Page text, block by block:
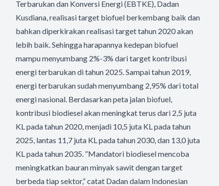
Terbarukan dan Konversi Energi (EBTKE), Dadan
Kusdiana, realisasi target biofuel berkembang baik dan
bahkan diperkirakan realisasi target tahun 2020 akan
lebih baik. Sehingga harapannya kedepan biofuel
mampu menyumbang 2%-3% dari target kontribusi
energi terbarukan di tahun 2025. Sampai tahun 2019,
energi terbarukan sudah menyumbang 2,95% dari total
energi nasional. Berdasarkan peta jalan biofuel,
kontribusi biodiesel akan meningkat terus dari 2,5 juta
KL pada tahun 2020, menjadi 10,5 juta KL pada tahun
2025, lantas 11,7 juta KL pada tahun 2030, dan 13,0 juta
KL pada tahun 2035. “Mandatori biodiesel mencoba
meningkatkan bauran minyak sawit dengan target
berbeda tiap sektor,” catat Dadan dalam Indonesian